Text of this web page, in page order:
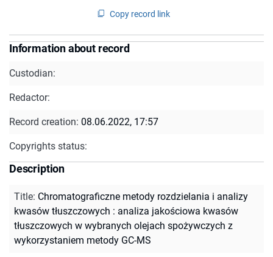
Copy record link
Information about record
Custodian:
Redactor:
Record creation: 08.06.2022, 17:57
Copyrights status:
Description
Title: Chromatograficzne metody rozdzielania i analizy
kwasów tłuszczowych : analiza jakościowa kwasów
tłuszczowych w wybranych olejach spożywczych z
wykorzystaniem metody GC-MS